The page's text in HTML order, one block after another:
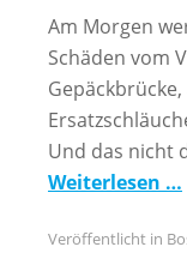
Am Morgen
Schäden vom
Und das nicht
Weiterlesen …
Veröffentlicht in